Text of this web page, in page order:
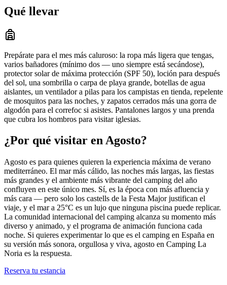
Qué llevar
Prepárate para el mes más caluroso: la ropa más ligera que tengas,
varios bañadores (mínimo dos — uno siempre está secándose),
protector solar de máxima protección (SPF 50), loción para después
del sol, una sombrilla o carpa de playa grande, botellas de agua
aislantes, un ventilador a pilas para los campistas en tienda, repelente
de mosquitos para las noches, y zapatos cerrados más una gorra de
algodón para el correfoc si asistes. Pantalones largos y una prenda
que cubra los hombros para visitar iglesias.
¿Por qué visitar en Agosto?
Agosto es para quienes quieren la experiencia máxima de verano
mediterráneo. El mar más cálido, las noches más largas, las fiestas
más grandes y el ambiente más vibrante del camping del año
confluyen en este único mes. Sí, es la época con más afluencia y
más cara — pero solo los castells de la Festa Major justifican el
viaje, y el mar a 25°C es un lujo que ninguna piscina puede replicar.
La comunidad internacional del camping alcanza su momento más
diverso y animado, y el programa de animación funciona cada
noche. Si quieres experimentar lo que es el camping en España en
su versión más sonora, orgullosa y viva, agosto en Camping La
Noria es la respuesta.
Reserva tu estancia